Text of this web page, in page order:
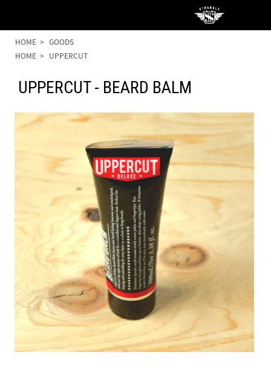
HOME > GOODS
HOME > UPPERCUT
UPPERCUT - BEARD BALM